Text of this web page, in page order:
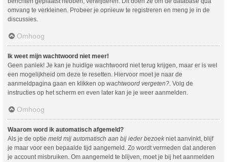
omvang te verkleinen. Probeer je opnieuw te registreren en meng je in de
discussies.
Omhoog
Ik weet mijn wachtwoord niet meer!
Geen paniek! Je kan je huidige wachtwoord niet terug krijgen, maar er is wel
een mogelijkheid om deze te resetten. Hiervoor moet je naar de
aanmeldpagina gaan en klikken op wachtwoord vergeten? . Volg de
instructies op het scherm en even later kan je je weer aanmelden.
Omhoog
Waarom word ik automatisch afgemeld?
Als je de optie meld mij automatisch aan bij ieder bezoek niet aanvinkt, blijf
je maar voor een bepaalde tijd aangemeld. Zo wordt vermeden dat anderen
je account misbruiken. Om aangemeld te blijven, moet je bij het aanmelden